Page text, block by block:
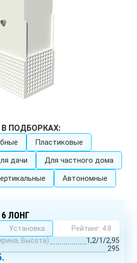
ПОДБОРКАХ:
Пластиковые
дачи
Для частного дома
Автономные
ЛОНГ
Установка
Рейтинг: 4.8
Высота):
1,2/1/2,95
295